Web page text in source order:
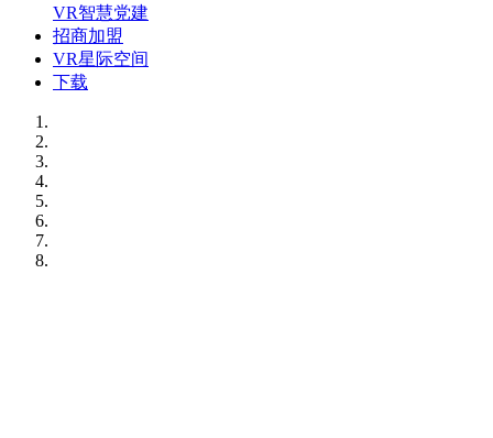
VR智慧党建
招商加盟
VR星际空间
下载